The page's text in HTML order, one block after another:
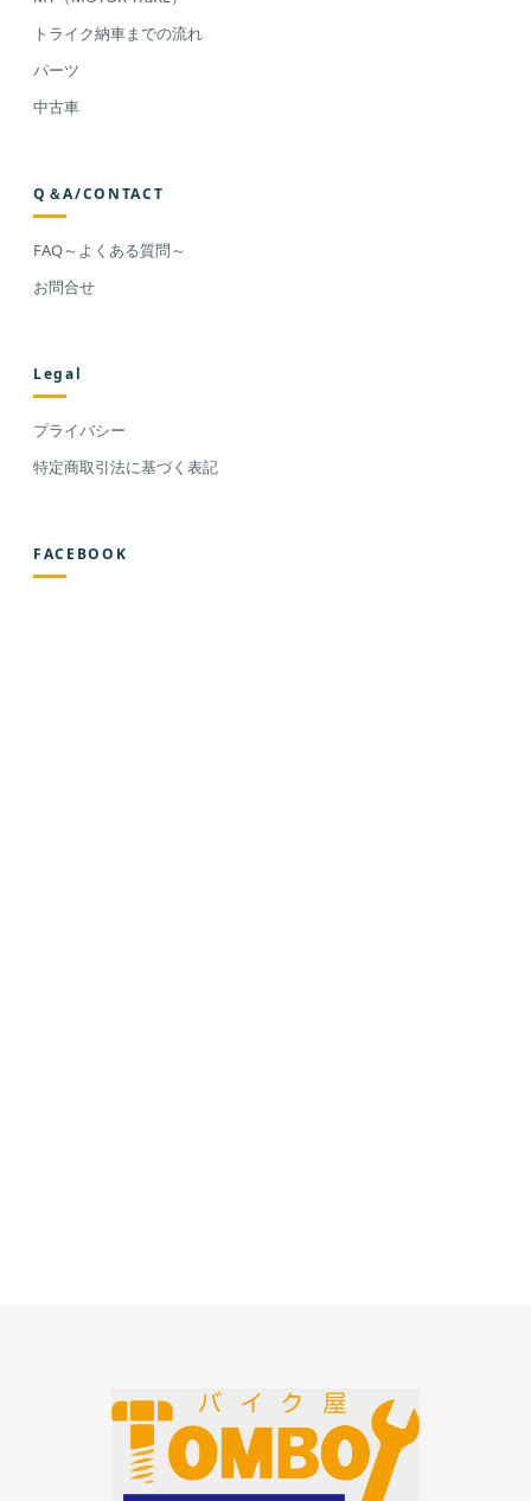
トライク納車までの流れ
パーツ
中古車
Q＆A/CONTACT
FAQ～よくある質問～
お問合せ
Legal
プライバシー
特定商取引法に基づく表記
FACEBOOK